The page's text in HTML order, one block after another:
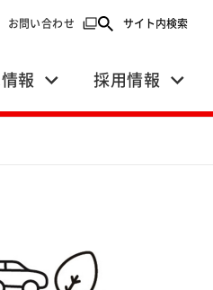
ンドウで開く）
お問い合わせ （別ウィンドウで開く）
サイト内検索
報 採用情報